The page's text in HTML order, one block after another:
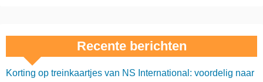
Recente berichten
Korting op treinkaartjes van NS International: voordelig naar